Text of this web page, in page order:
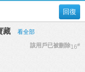
回復
藏 看全部
16#
該用戶已被刪除